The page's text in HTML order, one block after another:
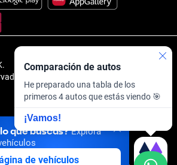
que buscas? Explora
de vehículos
Comparación de autos
He preparado una tabla de los
primeros 4 autos que estás viendo 🎯
¡Vamos!